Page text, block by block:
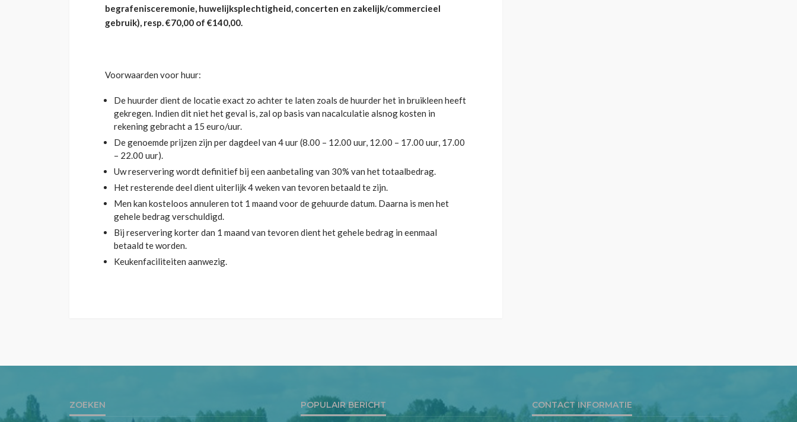
begrafenisceremonie, huwelijksplechtigheid, concerten en zakelijk/commercieel
gebruik), resp. €70,00 of €140,00.
Voorwaarden voor huur:
De huurder dient de locatie exact zo achter te laten zoals de huurder het in bruikleen heeft
gekregen. Indien dit niet het geval is, zal op basis van nacalculatie alsnog kosten in
rekening gebracht a 15 euro/uur.
De genoemde prijzen zijn per dagdeel van 4 uur (8.00 – 12.00 uur, 12.00 – 17.00 uur, 17.00
– 22.00 uur).
Uw reservering wordt definitief bij een aanbetaling van 30% van het totaalbedrag.
Het resterende deel dient uiterlijk 4 weken van tevoren betaald te zijn.
Men kan kosteloos annuleren tot 1 maand voor de gehuurde datum. Daarna is men het
gehele bedrag verschuldigd.
Bij reservering korter dan 1 maand van tevoren dient het gehele bedrag in eenmaal
betaald te worden.
Keukenfaciliteiten aanwezig.
ZOEKEN POPULAIR BERICHT CONTACT INFORMATIE